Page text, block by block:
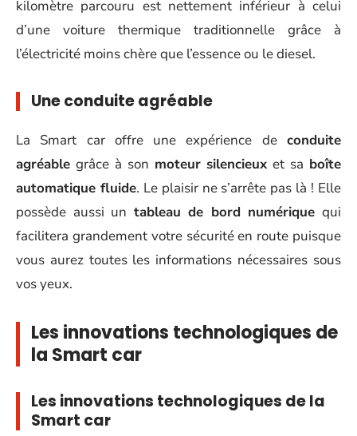
kilomètre parcouru est nettement inférieur à celui
d’une voiture thermique traditionnelle grâce à
l’électricité moins chère que l’essence ou le diesel.
Uneconduite agréable
La Smart car offre une expérience de conduite
agréable grâce à son moteur silencieux et sa boîte
automatique fluide. Le plaisir ne s’arrête pas là ! Elle
possède aussi un tableau de bord numérique qui
facilitera grandement votre sécurité en route puisque
vous aurez toutes les informations nécessaires sous
vos yeux.
Les innovations technologiques de
la Smart car
Les innovations technologiques de la
Smart car